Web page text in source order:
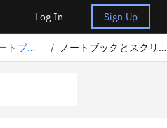
Log In Sign Up
ノートブックとスクリプト / ノートブックとスクリプトのライフサイクルの管理